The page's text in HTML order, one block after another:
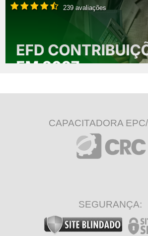
239 avaliações
CAPACITADORA
SEGURANÇA: